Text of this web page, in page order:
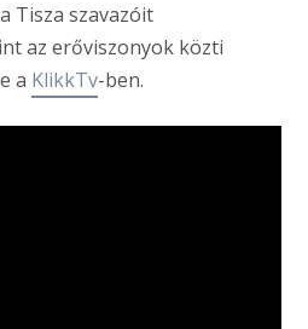
Tisza szavazóit
az erőviszonyok közti
a KlikkTv-ben.